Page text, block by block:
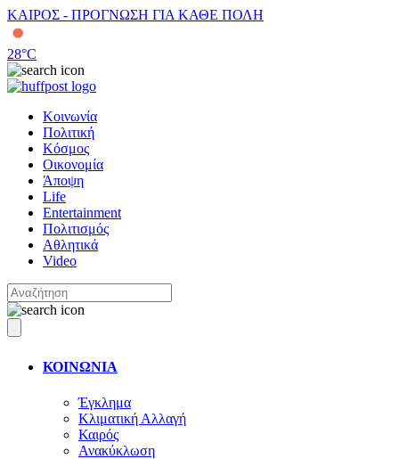
ΚΑΙΡΟΣ - ΠΡΟΓΝΩΣΗ ΓΙΑ ΚΑΘΕ ΠΟΛΗ
28°C
Κοινωνία
Πολιτική
Κόσμος
Οικονομία
Άποψη
Life
Entertainment
Πολιτισμός
Αθλητικά
Video
ΚΟΙΝΩΝΙΑ
Έγκλημα
Κλιματική Αλλαγή
Καιρός
Ανακύκλωση